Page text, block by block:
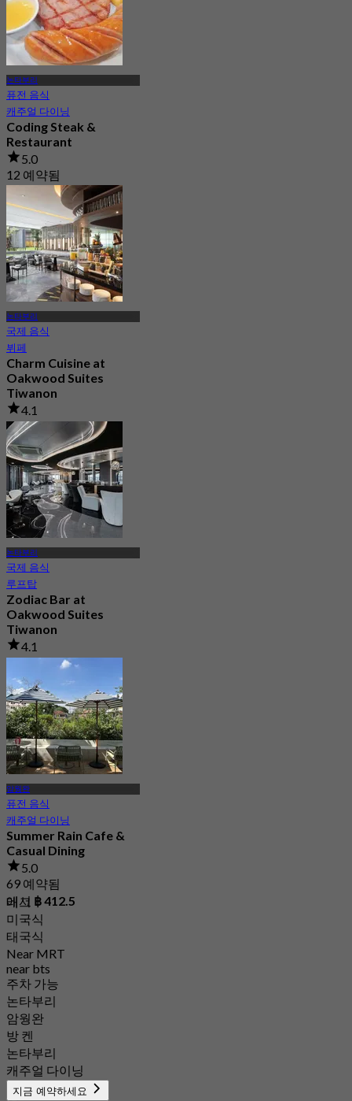
논타부리
퓨전 음식
캐주얼 다이닝
Coding Steak &
Restaurant
5.0
12 예약됨
에서
฿ 225
논타부리
국제 음식
뷔페
Charm Cuisine at
Oakwood Suites
Tiwanon
4.1
621 예약됨
에서
฿ 350
논타부리
국제 음식
루프탑
Zodiac Bar at
Oakwood Suites
Tiwanon
4.1
109 예약됨
에서 ฿ 1,599
암웡완
퓨전 음식
캐주얼 다이닝
Summer Rain Cafe &
Casual Dining
5.0
69 예약됨
에서 ฿ 412.5
태그
미국식
태국식
Near MRT
near bts
주차 가능
논타부리
암웡완
방 켄
논타부리
캐주얼 다이닝
지금 예약하세요